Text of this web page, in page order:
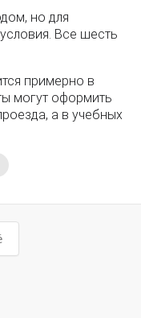
но для
Все шесть
примерно в
могут оформить
а в учебных